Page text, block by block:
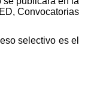
Convocatorias
selectivo es el